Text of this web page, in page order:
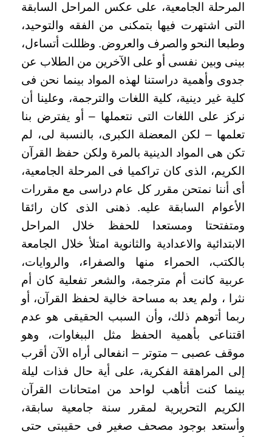
المرحلة الجامعية، على عكس المراحل السابقة
التى اشتهرت فيها بتمكنى من الفقه والتوحيد،
وطبعا النحو والصرف والعروض. وظللت أتساءل،
بينى وبين نفسى أو على الآخرين من الطلاب عن
جدوى وأهمية دراستنا لهذه المواد بينما نحن فى
كلية غير دينية، كلية اللغات والترجمة، وعلينا أن
نركز على اللغات التى نتعملها – أو يفترض بنا
تعلمها – لكن المعضلة الكبرى، بالنسبة لى، لم
تكن هى المواد الدينية بالمرة ولكن حفظ القرآن
الكريم، الذى كان تراكميا فى المرحلة الجامعية،
أى أننا نمتحن مقرر كل عام دراسى مع مقررات
الأعوام السابقة عليه. ذهنى الذى كان رائقا
ومتفتحتا ومستعدا للحفظ خلال المراحل
الابتدائية والاعدادية والثانوية امتلأ خلال الجامعة
بالكتب، الحمراء منها والصفراء، والروايات،
عربية كانت أم مترجمة، والشعر تفعلية كان أم
نثرا ، ولم يعد به مساحة خالية لحفظ القرآن، أو
ربما أتوهم ذلك، وأن السبب الحقيقى هو عدم
اقتناعى بأهمية الحفظ مثل الببغاوات، وهو
موقف عصبى – متوتر – انفعالى أراه الآن أقرب
إلى المراهقة الفكرية، على أية حال فذات ليلة
بينما كنت أتأهب لواحد من امتحانات القرآن
الكريم التحريرية لمقرر سنة جامعية سابقة،
وأستعد بوجود مصحف صغير فى حقيبتى حتى